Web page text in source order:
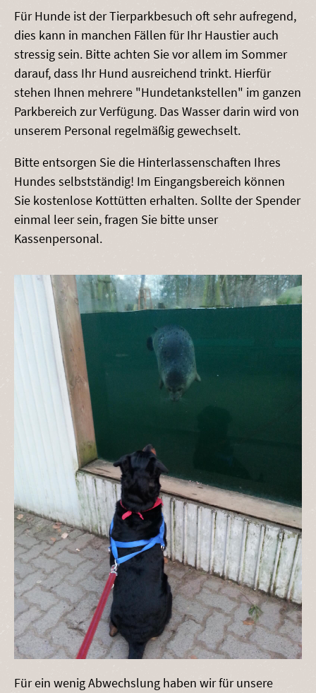
Für Hunde ist der Tierparkbesuch oft sehr aufregend,
dies kann in manchen Fällen für Ihr Haustier auch
stressig sein. Bitte achten Sie vor allem im Sommer
darauf, dass Ihr Hund ausreichend trinkt. Hierfür
stehen Ihnen mehrere "Hundetankstellen" im ganzen
Parkbereich zur Verfügung. Das Wasser darin wird von
unserem Personal regelmäßig gewechselt.
Bitte entsorgen Sie die Hinterlassenschaften Ihres
Hundes selbstständig! Im Eingangsbereich können
Sie kostenlose Kottütten erhalten. Sollte der Spender
einmal leer sein, fragen Sie bitte unser
Kassenpersonal.
Für ein wenig Abwechslung haben wir für unsere